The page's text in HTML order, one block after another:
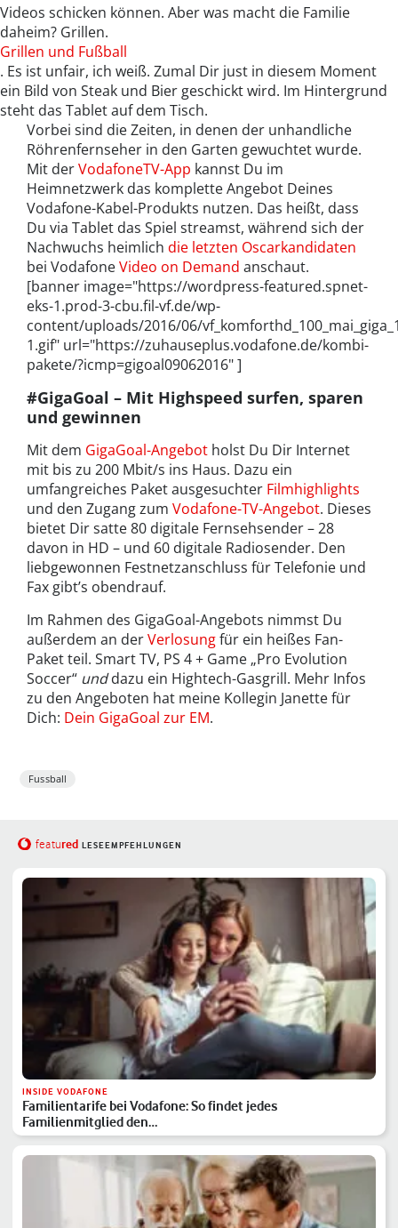
Videos schicken können. Aber was macht die Familie
daheim? Grillen.
Grillen und Fußball
. Es ist unfair, ich weiß. Zumal Dir just in diesem Moment
ein Bild von Steak und Bier geschickt wird. Im Hintergrund
steht das Tablet auf dem Tisch.
Vorbei sind die Zeiten, in denen der unhandliche
Röhrenfernseher in den Garten gewuchtet wurde.
Mit derVodafoneTV-App kannst Du im
Heimnetzwerk das komplette Angebot Deines
Vodafone-Kabel-Produkts nutzen. Das heißt, dass
Du via Tablet das Spiel streamst, während sich der
Nachwuchs heimlich die letzten Oscarkandidaten
bei VodafoneVideo on Demand anschaut.
[banner image="https://wordpress-featured.spnet-
eks-1.prod-3-cbu.fil-vf.de/wp-
content/uploads/2016/06/
1.gif" url="https://zuhauseplus.vodafone.de/kombi-
pakete/?icmp=gigoal09062016" ]
#GigaGoal – Mit Highspeed surfen, sparen
und gewinnen
Mit dem GigaGoal-Angebot holst Du Dir Internet
mit bis zu 200 Mbit/s ins Haus. Dazu ein
umfangreiches Paket ausgesuchter Filmhighlights
und den Zugang zum Vodafone-TV-Angebot. Dieses
bietet Dir satte 80 digitale Fernsehsender – 28
davon in HD – und 60 digitale Radiosender. Den
liebgewonnen Festnetzanschluss für Telefonie und
Fax gibt’s obendrauf.
Im Rahmen des GigaGoal-Angebots nimmst Du
außerdem an derVerlosungfür ein heißes Fan-
Paket teil. Smart TV, PS 4 + Game „Pro Evolution
Soccer“ unddazu ein Hightech-Gasgrill. Mehr Infos
zu den Angeboten hat meine Kollegin Janette für
Dich: Dein GigaGoal zur EM.
Fussball
featured LESEEMPFEHLUNGEN
INSIDE VODAFONE
Familientarife bei Vodafone: So findet jedes
Familienmitglied den…